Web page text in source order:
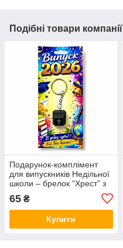
Подібні товари компанії
Подарунок-комплімент
для випускників Недільної
школи – брелок “Хрест” з
65 ₴
Купити